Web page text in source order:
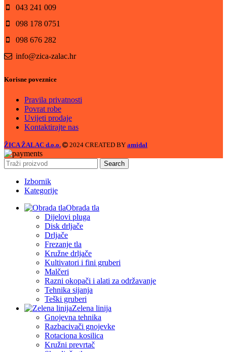
043 241 009
098 178 0751
098 676 282
info@zica-zalac.hr
Korisne poveznice
Pravila privatnosti
Povrat robe
Uvijeti prodaje
Kontaktirajte nas
ŽICA ŽALAC d.o.o. 2024 CREATED BY amidal
Search
Izbornik
Kategorije
Obrada tla
Dijelovi pluga
Disk drljače
Drljače
Frezanje tla
Kružne drljače
Kultivatori i fini gruberi
Malčeri
Razni okopači i alati za održavanje
Tehnika sijanja
Teški gruberi
Zelena linija
Gnojevna tehnika
Razbacivači gnojevke
Rotaciona kosilica
Kružni prevrtač